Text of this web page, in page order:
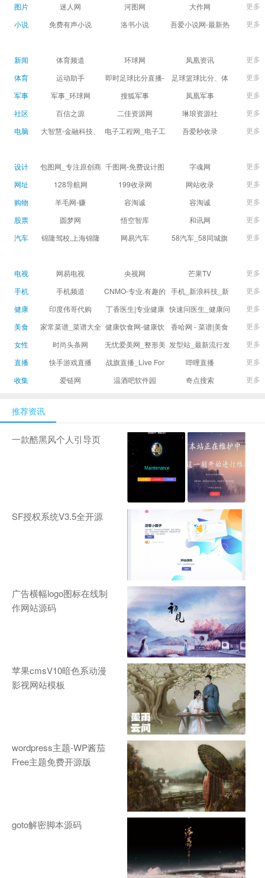
图片
迷人网 河图网 大作网
更多
小说
免费有声小说 洛书小说
吾爱小说网-最新热
更多
新闻 体育频道 环球网 凤凰资讯
更多
体育
运动助手
即时足球比分直播-
精准赛程赛果及角
足球篮球比分、体
育赛果直播|让足球
更多
军事
军事_环球网 搜狐军事 凤凰军事
更多
社区
百信之源 二佳资源网 琳琅资源社
更多
电脑
大智慧-金融科技、
据,投资理财,港股,期
货,股指期货,手机炒
股,股票软件,炒股软
件，免费炒股软
软件,证
电子工程网_电子工
吾爱秒收录
收录
更多
设计
包图网_专注原创商
用设计图片下载，
千图网-免费设计图
片素材网站-正版商
字魂网
更多
网址
128导航网 199收录网 网站收录
更多
购物
羊毛网-赚 容淘诚 容淘诚
更多
股票
圆梦网 悟空智库 和讯网
更多
汽车
锦隆驾校,上海锦隆
网易汽车
58汽车_58同城旗
更多
电视 网易电视 央视网 芒果TV
更多
手机
手机频道
CNMO-专业.有趣的
科技新媒体
手机_新浪科技_新
浪网
更多
健康
印度伟哥代购
丁香医生|专业健康
生活方式平台
快速问医生_健康问
题免费在线咨询专
更多
美食
家常菜谱_菜谱大全
_菜谱家常菜做法大
健康饮食网-健康饮
食食谱_健康饮食小
香哈网 - 菜谱|美食
菜谱|菜谱大全-学做
更多
女性
时尚头条网
LADYMAX.cn|国内
新闻并提供奢侈品
无忧爱美网_整形美
容门户
发型站_最新流行发
型设计发型图片与
更多
直播
快手游戏直播
战旗直播_Live For
Gamers丨天生爱
哔哩直播
更多
收集
爱链网 温酒吧软件园 奇点搜索 更多
推荐资讯
一款酷黑风个人引导页
SF授权系统V3.5全开源
广告横幅logo图标在线制
作网站源码
苹果cmsV10暗色系动漫
影视网站模板
wordpress主题-WP酱茄
Free主题免费开源版
goto解密脚本源码